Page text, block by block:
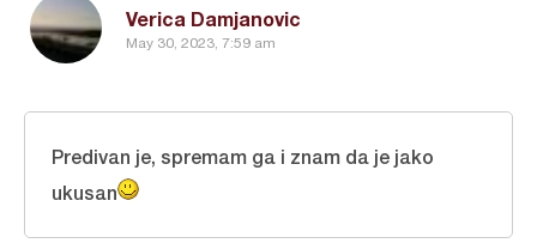
Verica Damjanovic
May 30, 2023, 7:59 am
Predivan je, spremam ga i znam da je jako
ukusan